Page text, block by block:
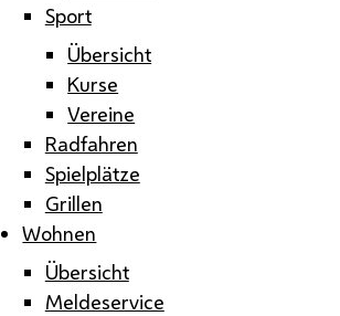
Sport
Übersicht
Kurse
Vereine
Radfahren
Spielplätze
Grillen
Wohnen
Übersicht
Meldeservice